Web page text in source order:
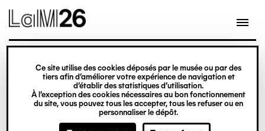
Gestion des cookies
Ce site utilise des cookies déposés par le musée ou par des
tiers afin d’améliorer votre expérience de navigation et
d’établir des statistiques d’utilisation.
À l’exception des cookies nécessaires au bon fonctionnement
du site, vous pouvez tous les accepter, tous les refuser ou en
personnaliser le dépôt.
contenu